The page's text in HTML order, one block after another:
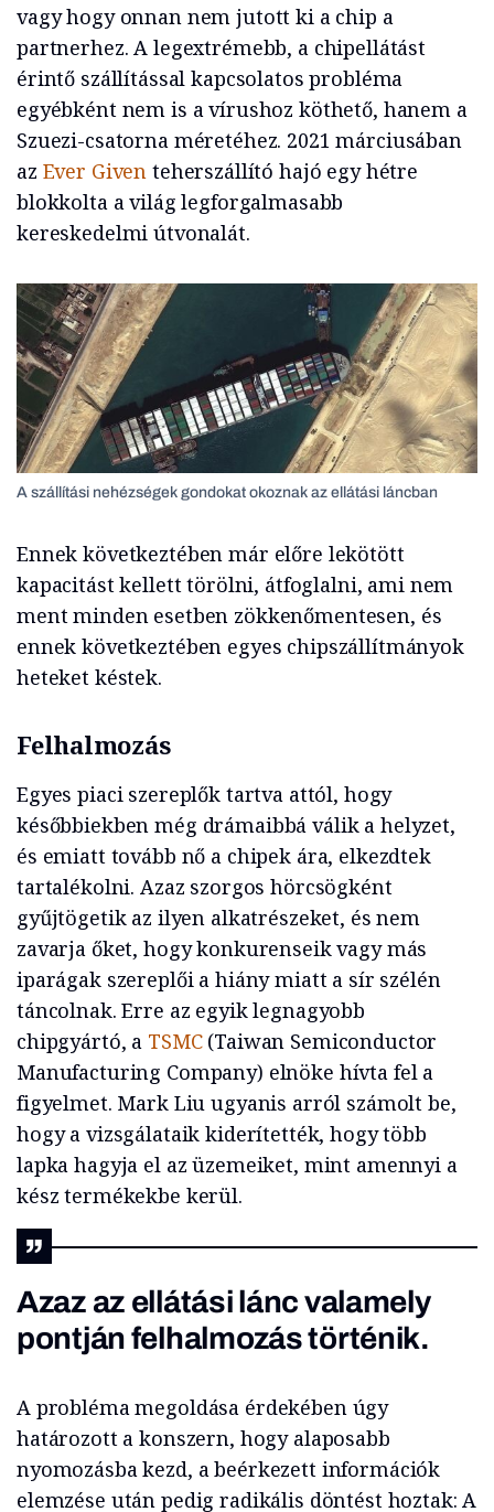
vagy hogy onnan nem jutott ki a chip a
partnerhez. A legextrémebb, a chipellátást
érintő szállítással kapcsolatos probléma
egyébként nem is a vírushoz köthető, hanem a
Szuezi-csatorna méretéhez. 2021 márciusában
az Ever Given teherszállító hajó egy hétre
blokkolta a világ legforgalmasabb
kereskedelmi útvonalát.
A szállítási nehézségek gondokat okoznak az ellátási láncban
Ennek következtében már előre lekötött
kapacitást kellett törölni, átfoglalni, ami nem
ment minden esetben zökkenőmentesen, és
ennek következtében egyes chipszállítmányok
heteket késtek.
Felhalmozás
Egyes piaci szereplők tartva attól, hogy
későbbiekben még drámaibbá válik a helyzet,
és emiatt tovább nő a chipek ára, elkezdtek
tartalékolni. Azaz szorgos hörcsögként
gyűjtögetik az ilyen alkatrészeket, és nem
zavarja őket, hogy konkurenseik vagy más
iparágak szereplői a hiány miatt a sír szélén
táncolnak. Erre az egyik legnagyobb
chipgyártó, a TSMC(Taiwan Semiconductor
Manufacturing Company) elnöke hívta fel a
figyelmet. Mark Liu ugyanis arról számolt be,
hogy a vizsgálataik kiderítették, hogy több
lapka hagyja el az üzemeiket, mint amennyi a
kész termékekbe kerül.
Azaz az ellátási lánc valamely
pontján felhalmozás történik.
A probléma megoldása érdekében úgy
határozott a konszern, hogy alaposabb
nyomozásba kezd, a beérkezett információk
elemzése után pedig radikális döntést hoztak: A